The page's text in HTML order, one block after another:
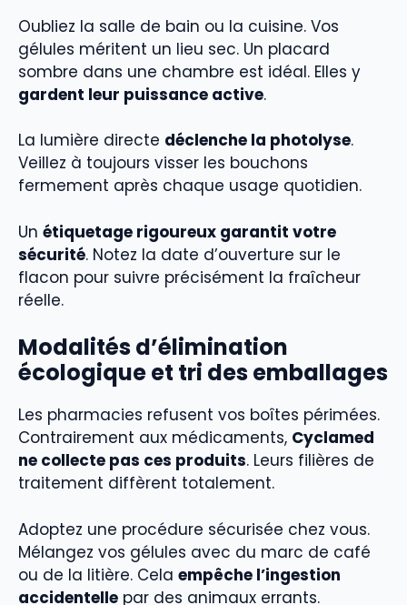
Oubliez la salle de bain ou la cuisine. Vos
gélules méritent un lieu sec. Un placard
sombre dans une chambre est idéal. Elles y
gardent leur puissance active.
La lumière directe déclenche la photolyse.
Veillez à toujours visser les bouchons
fermement après chaque usage quotidien.
Un étiquetage rigoureux garantit votre
sécurité. Notez la date d’ouverture sur le
flacon pour suivre précisément la fraîcheur
réelle.
Modalités d’élimination
écologique et tri des emballages
Les pharmacies refusent vos boîtes périmées.
Contrairement aux médicaments, Cyclamed
ne collecte pas ces produits. Leurs filières de
traitement diffèrent totalement.
Adoptez une procédure sécurisée chez vous.
Mélangez vos gélules avec du marc de café
ou de la litière. Cela empêche l’ingestion
accidentelle par des animaux errants.